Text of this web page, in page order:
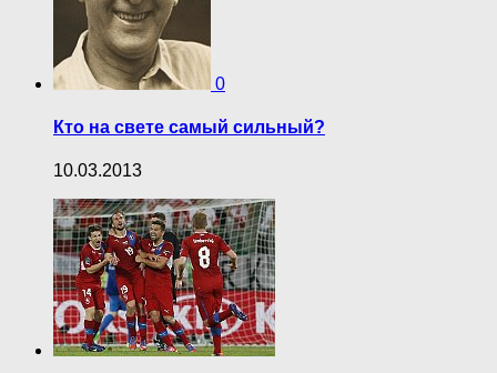
0
Кто на свете самый сильный?
10.03.2013